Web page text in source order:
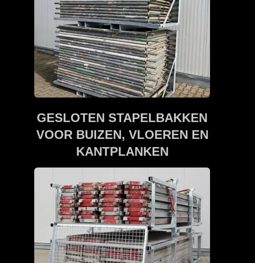
GESLOTEN STAPELBAKKEN
VOOR BUIZEN, VLOEREN EN
KANTPLANKEN